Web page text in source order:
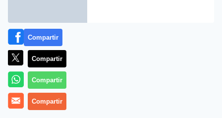
Compartir
Compartir
Compartir
Compartir